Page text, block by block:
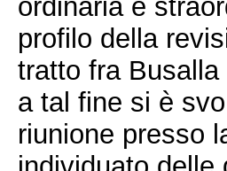
ordinaria e
profilo della
tratto fra
a tal fine si è
riunione presso